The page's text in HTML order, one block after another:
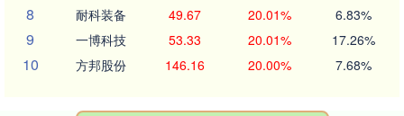
8 耐科装备 49.67 20.01% 6.83%
9 一博科技 53.33 20.01% 17.26%
10 方邦股份 146.16 20.00% 7.68%